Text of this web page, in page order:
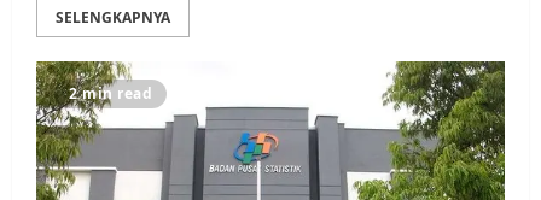
SELENGKAPNYA
2 min read